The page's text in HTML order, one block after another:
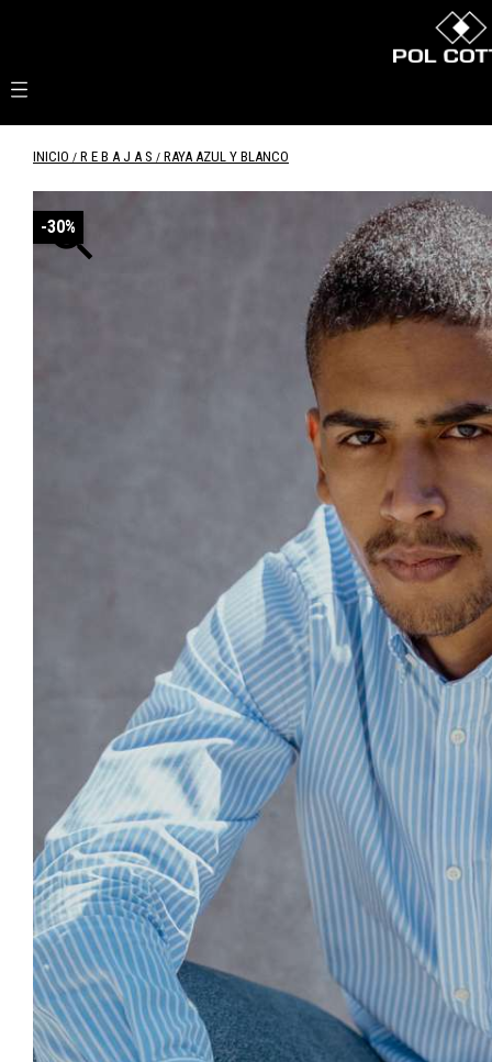
INICIO R E B A J A S RAYA AZUL Y BLANCO
-30%
